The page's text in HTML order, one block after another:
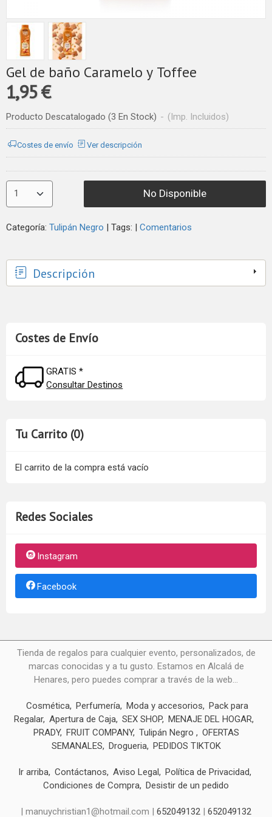
Costes de Envío
GRATIS *
Consultar Destinos
Tu Carrito (0)
El carrito de la compra está vacío
Redes Sociales
Instagram
Facebook
Gel de baño Caramelo y Toffee
1,95 €
Producto Descatalogado (3 En Stock) - (Imp. Incluidos)
Costes de envío Ver descripción
No Disponible
Categoría: Tulipán Negro | Tags: | Comentarios
Descripción
Tienda de regalos para cualquier evento, personalizados, de
marcas conocidas y a tu gusto. Estamos en Alcalá de
Henares, pero puedes comprar a través de la web...
Cosmética Perfumería Moda y accesorios
Pack para
Regalar Apertura de Caja SEX SHOP
MENAJE DEL HOGAR
PRADY
FRUIT COMPANY Tulipán Negro
OFERTAS
SEMANALES
Drogueria PEDIDOS TIKTOK
Ir arriba Contáctanos Aviso Legal
Política de Privacidad
Condiciones de Compra
Desistir de un pedido
| manuychristian1@hotmail.com | 652049132 652049132